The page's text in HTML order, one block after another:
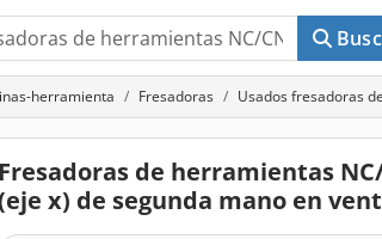
herramienta Fresadoras Usados fresadoras
Fresadoras de herramientas
x) de segunda mano en